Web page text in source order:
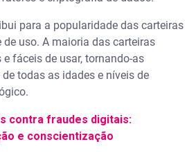
para a popularidade das carteiras
uso. A maioria das carteiras
fáceis de usar, tornando-as
todas as idades e níveis de
contra fraudes digitais:
e conscientização